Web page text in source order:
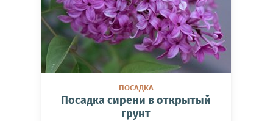
ПОСАДКА
Посадка сирени в открытый
грунт